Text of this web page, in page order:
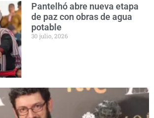
Pantelhó abre nueva etapa
de paz con obras de agua
potable
30 julio, 2026